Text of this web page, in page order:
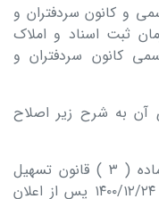
اسناد رسمی و کانون سردفتران و
ثبت اسناد و املاک
کانون سردفتران و
های آن به شرح زیر اصلاح
ماده۳‏‏ـسازمان مکلف است در اجرای ماده ( ۳ ) قانون تسهیل
صدور مجوزهای کسب و کار، مصوب ۲۴‏‏/۱۲‏‏/۱۴۰۰ پس از اعلان